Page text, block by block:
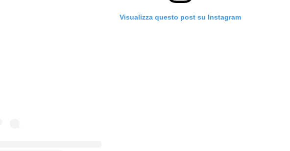
Visualizza questo post su Instagram